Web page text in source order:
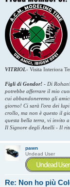
VITRIOL- Visita Interiora
Figli di Gondor! - Di
potrebbe afferrare il mio
cui abbandoneremo gli
giorno! Ci sarà l'ora dei
crollo, ma non è questo il
questa bella terra, vi invito
Il Signore degli Anelli - Il
pawn
Undead User
Re: Non ho più